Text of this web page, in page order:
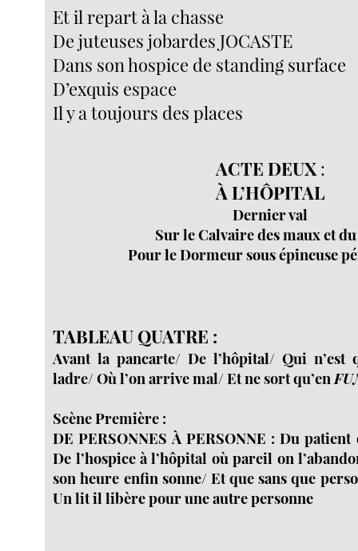
Et il repart à la chasse
De juteuses jobardes JOCASTE
Dans son hospice de standing surface
D’exquis espace
Il y a toujours des places
ACTE DEUX:
À L’HÔPITAL
Dernier val
Sur le Calvaire des maux et
Pour le Dormeur sous épineuse
TABLEAU QUATRE :
Avant la pancarte/ De l’hôpital/ Qui n’est
ladre/ Où l’on arrive mal/ Et ne sort qu’en
Scène Première :
DE PERSONNES À PERSONNE : Du
De l’hospice à l’hôpital où pareil on
son heure enfin sonne/ Et que sans que
Un lit il libère pour une autre personne